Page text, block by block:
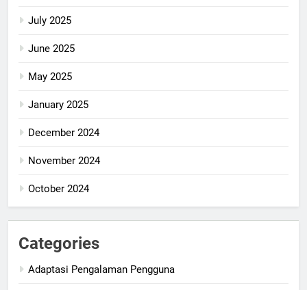
July 2025
June 2025
May 2025
January 2025
December 2024
November 2024
October 2024
Categories
Adaptasi Pengalaman Pengguna